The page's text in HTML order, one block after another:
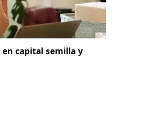
capital semilla y